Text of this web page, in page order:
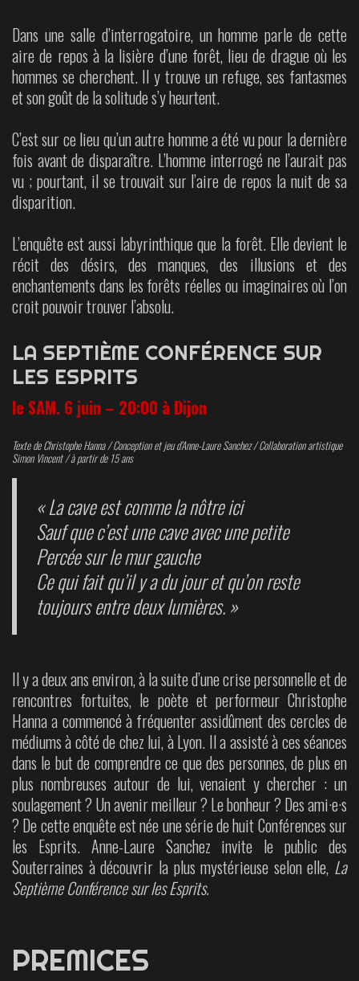
Dans une salle d’interrogatoire, un homme parle de cette
aire de repos à la lisière d’une forêt, lieu de drague où les
hommes se cherchent. Il y trouve un refuge, ses fantasmes
et son goût de la solitude s’y heurtent.
C’est sur ce lieu qu’un autre homme a été vu pour la dernière
fois avant de disparaître. L’homme interrogé ne l’aurait pas
vu ; pourtant, il se trouvait sur l’aire de repos la nuit de sa
disparition.
L’enquête est aussi labyrinthique que la forêt. Elle devient le
récit des désirs, des manques, des illusions et des
enchantements dans les forêts réelles ou imaginaires où l’on
croit pouvoir trouver l’absolu.
LA SEPTIÈME CONFÉRENCE SUR
LES ESPRITS
le SAM. 6 juin – 20:00 à Dijon
Texte de Christophe Hanna / Conception et jeu d’Anne-Laure Sanchez / Collaboration artistique
Simon Vincent / à partir de 15 ans
« La cave est comme la nôtre ici
Sauf que c’est une cave avec une petite
Percée sur le mur gauche
Ce qui fait qu’il y a du jour et qu’on reste
toujours entre deux lumières. »
Il y a deux ans environ, à la suite d’une crise personnelle et de
rencontres fortuites, le poète et performeur Christophe
Hanna a commencé à fréquenter assidûment des cercles de
médiums à côté de chez lui, à Lyon. Il a assisté à ces séances
dans le but de comprendre ce que des personnes, de plus en
plus nombreuses autour de lui, venaient y chercher : un
soulagement ? Un avenir meilleur ? Le bonheur ? Des ami·e·s
? De cette enquête est née une série de huit Conférences sur
les Esprits. Anne-Laure Sanchez invite le public des
Souterraines à découvrir la plus mystérieuse selon elle, La
Septième Conférence sur les Esprits.
PREMICES